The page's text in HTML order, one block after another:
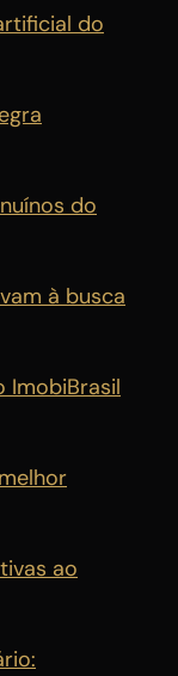
do
do
à busca
ImobiBrasil
ao